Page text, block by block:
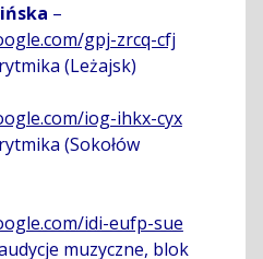
–
gpj-zrcq-cfj
(Leżajsk)
iog-ihkx-cyx
(Sokołów
idi-eufp-sue
muzyczne, blok